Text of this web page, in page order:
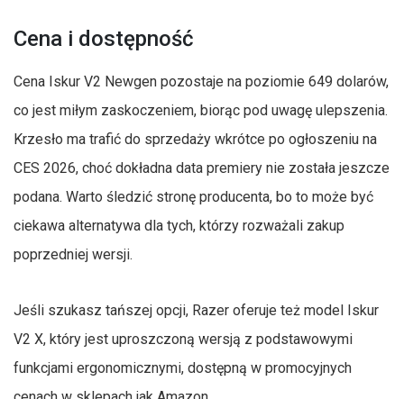
Cena i dostępność
Cena Iskur V2 Newgen pozostaje na poziomie 649 dolarów,
co jest miłym zaskoczeniem, biorąc pod uwagę ulepszenia.
Krzesło ma trafić do sprzedaży wkrótce po ogłoszeniu na
CES 2026, choć dokładna data premiery nie została jeszcze
podana. Warto śledzić stronę producenta, bo to może być
ciekawa alternatywa dla tych, którzy rozważali zakup
poprzedniej wersji.
Jeśli szukasz tańszej opcji, Razer oferuje też model Iskur
V2 X, który jest uproszczoną wersją z podstawowymi
funkcjami ergonomicznymi, dostępną w promocyjnych